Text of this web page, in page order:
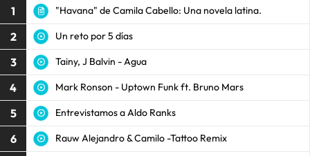
1 "Havana" de Camila Cabello: Una novela latina.
2 Un reto por 5 días
3 Tainy, J Balvin - Agua
4 Mark Ronson - Uptown Funk ft. Bruno Mars
5 Entrevistamos a Aldo Ranks
6 Rauw Alejandro & Camilo -Tattoo Remix